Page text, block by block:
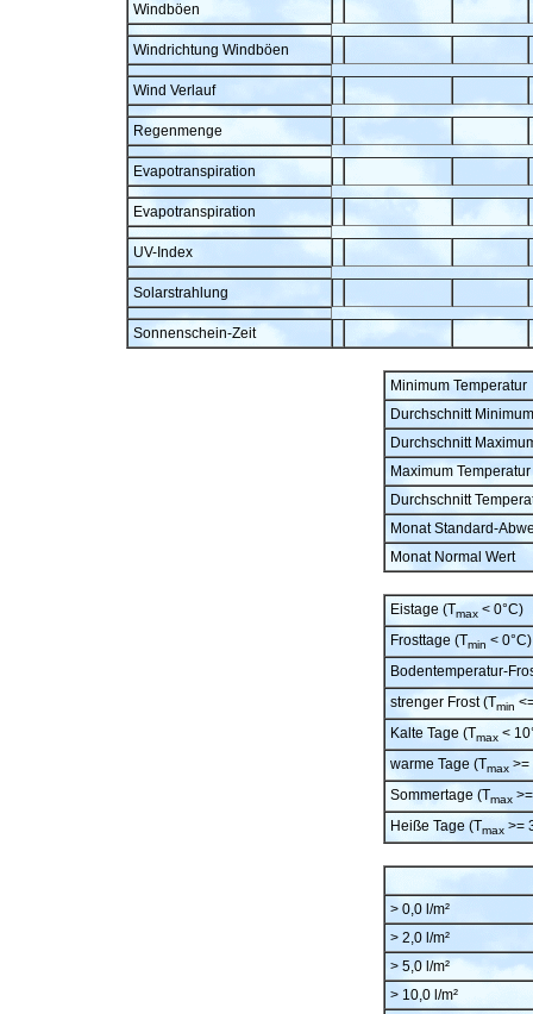
Windböen
Windrichtung Windböen
Wind Verlauf
Regenmenge
Evapotranspiration
Evapotranspiration
UV-Index
Solarstrahlung
Sonnenschein-Zeit
Minimum Temperatur
Durchschnitt
Durchschnitt
Maximum Temperatur
Durchschnitt
Monat Standard-
Monat Normal Wert
Eistage (Tmax< 0°C)
Frosttage (Tmin < 0°C)
Bodentemperatur-
strenger Frost (Tmin
Kalte Tage (Tmax<
warme Tage (Tmax>=
Sommertage (Tmax>=
Heiße Tage (Tmax>=
> 0,0 l/m²
> 2,0 l/m²
> 5,0 l/m²
> 10,0 l/m²